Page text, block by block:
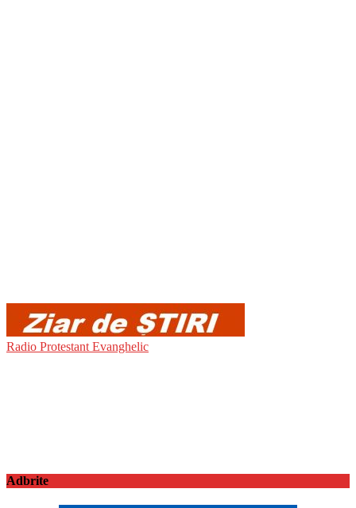
Radio Protestant Evanghelic
Adbrite